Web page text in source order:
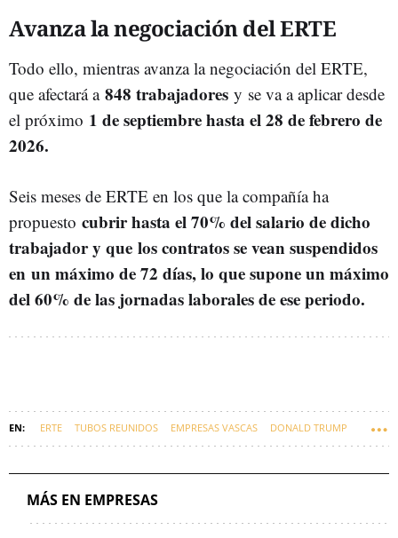
Avanza la negociación del ERTE
Todo ello, mientras avanza la negociación del ERTE,
que afectará a 848 trabajadores y se va a aplicar desde
el próximo 1 de septiembre hasta el 28 de febrero de
2026.
Seis meses de ERTE en los que la compañía ha
propuesto cubrir hasta el 70% del salario de dicho
trabajador y que los contratos se vean suspendidos
en un máximo de 72 días, lo que supone un máximo
del 60% de las jornadas laborales de ese periodo.
ERTE TUBOS REUNIDOS EMPRESAS VASCAS DONALD TRUMP
MÁS EN EMPRESAS